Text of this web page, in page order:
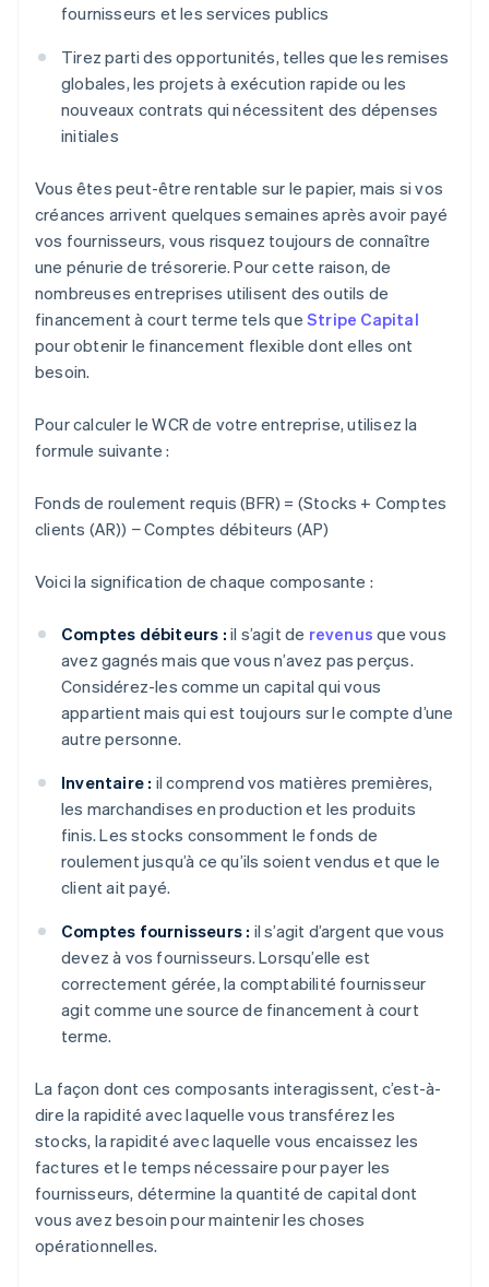
fournisseurs et les services publics
Tirez parti des opportunités, telles que les remises
globales, les projets à exécution rapide ou les
nouveaux contrats qui nécessitent des dépenses
initiales
Vous êtes peut-être rentable sur le papier, mais si vos
créances arrivent quelques semaines après avoir payé
vos fournisseurs, vous risquez toujours de connaître
une pénurie de trésorerie. Pour cette raison, de
nombreuses entreprises utilisent des outils de
financement à court terme tels que Stripe Capital
pour obtenir le financement flexible dont elles ont
besoin.
Pour calculer le WCR de votre entreprise, utilisez la
formule suivante :
Fonds de roulement requis (BFR) = (Stocks + Comptes
clients (AR)) − Comptes débiteurs (AP)
Voici la signification de chaque composante :
Comptes débiteurs : il s’agit de revenus que vous
avez gagnés mais que vous n’avez pas perçus.
Considérez-les comme un capital qui vous
appartient mais qui est toujours sur le compte d’une
autre personne.
Inventaire : il comprend vos matières premières,
les marchandises en production et les produits
finis. Les stocks consomment le fonds de
roulement jusqu’à ce qu’ils soient vendus et que le
client ait payé.
Comptes fournisseurs : il s’agit d’argent que vous
devez à vos fournisseurs. Lorsqu’elle est
correctement gérée, la comptabilité fournisseur
agit comme une source de financement à court
terme.
La façon dont ces composants interagissent, c’est-à-
dire la rapidité avec laquelle vous transférez les
stocks, la rapidité avec laquelle vous encaissez les
factures et le temps nécessaire pour payer les
fournisseurs, détermine la quantité de capital dont
vous avez besoin pour maintenir les choses
opérationnelles.